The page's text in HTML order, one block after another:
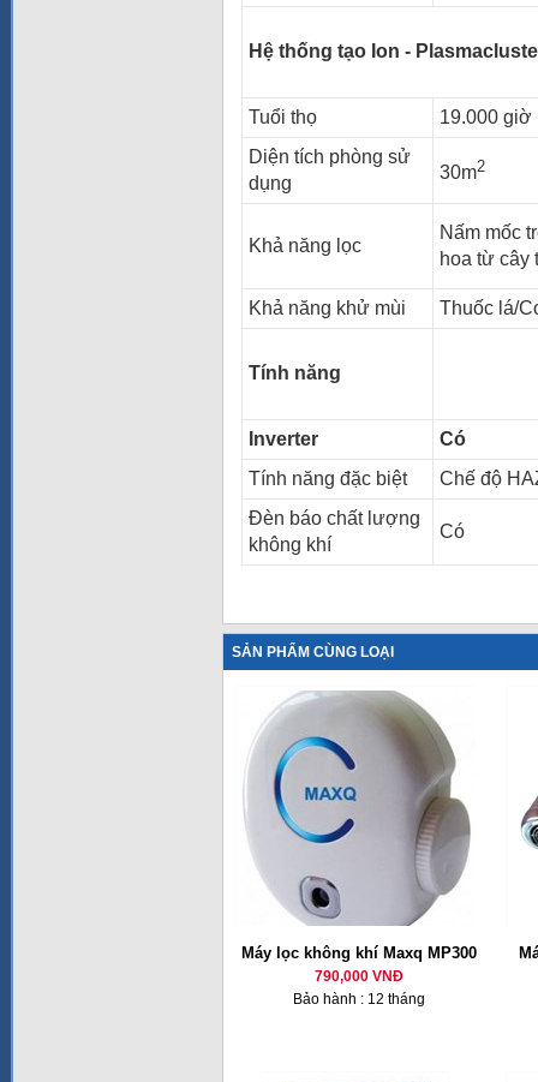
Hệ thống tạo Ion -
Tuổi thọ
19.000 giờ
Diện tích phòng sử
dụng
30m2
Khả năng lọc
Nấm mốc
hoa từ cây
Khả năng khử mùi Thuốc lá/
Tính năng
Inverter
Có
Tính năng đặc biệt
Chế độ
Đèn báo chất lượng
không khí
Có
SẢN PHẨM CÙNG LOẠI
Máy lọc không khí Maxq MP300
790,000 VNĐ
Bảo hành : 12 tháng